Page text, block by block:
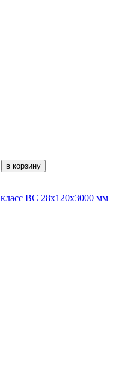
ВC 28x120x3000 мм